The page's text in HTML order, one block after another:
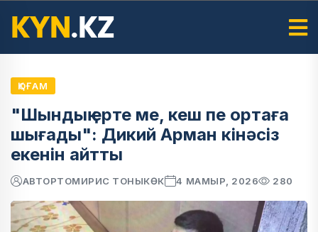
ҚОҒАМ
"Шындық ерте ме, кеш пе ортаға
шығады": Дикий Арман кінәсіз
екенін айтты
АВТОРТОМИРИС ТОНЫКӨК 4 МАМЫР, 2026 280